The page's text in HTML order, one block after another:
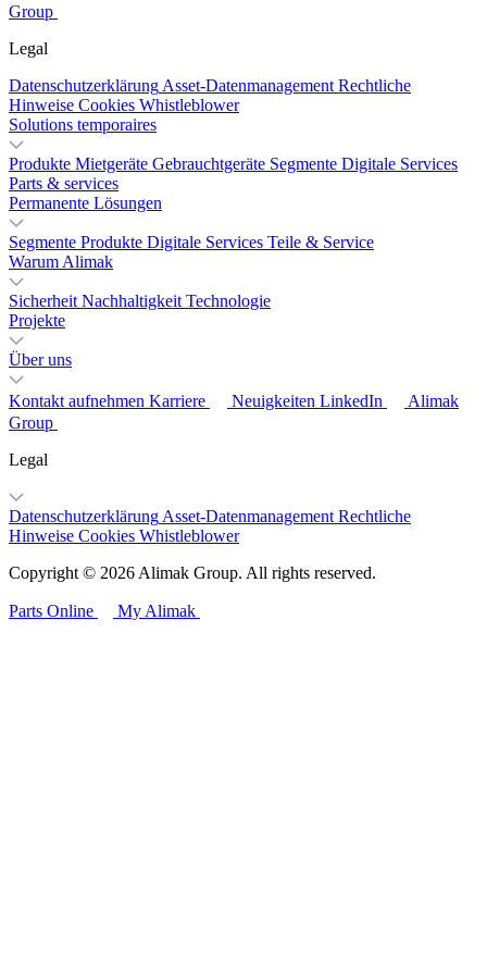
Group
Legal
Datenschutzerklärung Asset-Datenmanagement Rechtliche
Hinweise Cookies Whistleblower
Solutions temporaires
Produkte Mietgeräte Gebrauchtgeräte Segmente Digitale Services
Parts & services
Permanente Lösungen
Segmente Produkte Digitale Services Teile & Service
Warum Alimak
Sicherheit Nachhaltigkeit Technologie
Projekte
Über uns
Kontakt aufnehmen Karriere Neuigkeiten LinkedIn
Alimak
Group
Legal
Datenschutzerklärung Asset-Datenmanagement Rechtliche
Hinweise Cookies Whistleblower
Copyright © 2026 Alimak Group. All rights reserved.
Parts Online My Alimak